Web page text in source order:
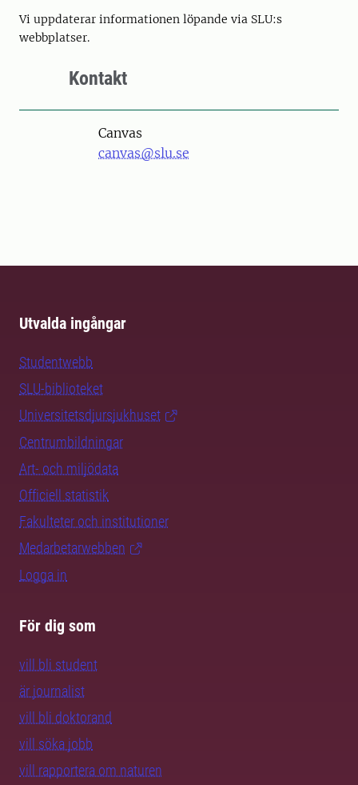
Vi uppdaterar informationen löpande via SLU:s
webbplatser.
Kontakt
Canvas
canvas@slu.se
Utvalda ingångar
Studentwebb
SLU-biblioteket
Universitetsdjursjukhuset
Centrumbildningar
Art- och miljödata
Officiell statistik
Fakulteter och institutioner
Medarbetarwebben
Logga in
För dig som
vill bli student
är journalist
vill bli doktorand
vill söka jobb
vill rapportera om naturen